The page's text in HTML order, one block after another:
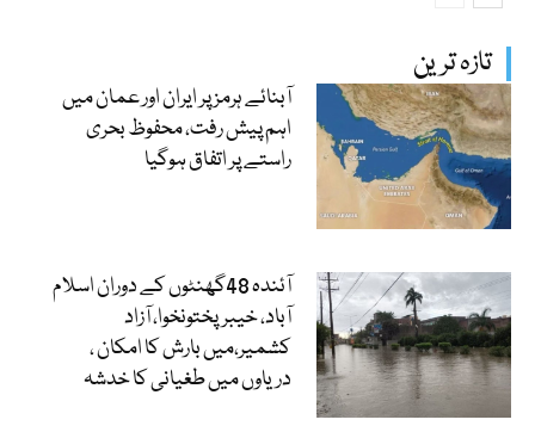
تازہ ترین
آبنائے ہرمز پر ایران اور عمان میں
اہم پیش رفت، محفوظ بحری
راستے پر اتفاق ہوگیا
آئندہ 48گھنٹوں کے دوران اسلام
آباد، خیبرپختونخوا، آزاد
کشمیر،میں بارش کا امکان ،
دریاوں میں طغیانی کا خدشہ